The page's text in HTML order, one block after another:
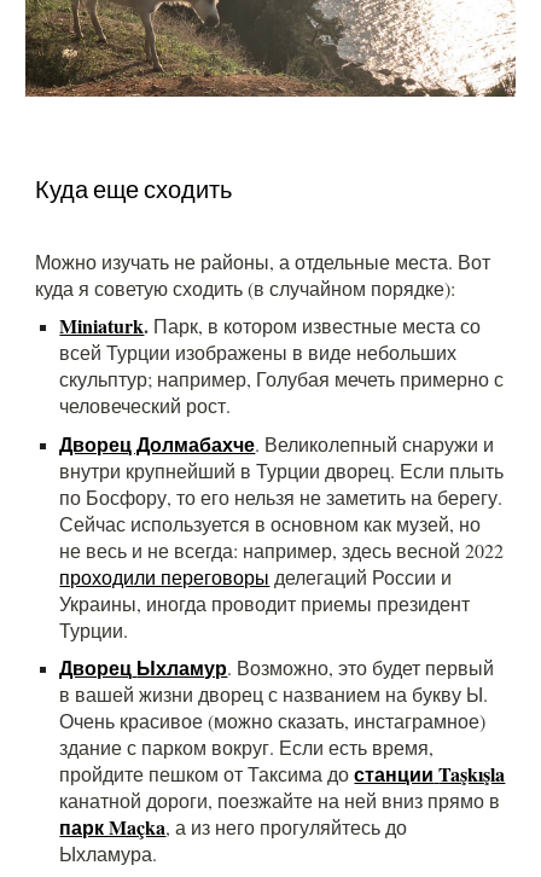
Куда еще сходить
Можно изучать не районы, а отдельные места. Вот
куда я советую сходить (в случайном порядке):
Miniaturk. Парк, в котором известные места со
всей Турции изображены в виде небольших
скульптур; например, Голубая мечеть примерно с
человеческий рост.
Дворец Долмабахче. Великолепный снаружи и
внутри крупнейший в Турции дворец. Если плыть
по Босфору, то его нельзя не заметить на берегу.
Сейчас используется в основном как музей, но
не весь и не всегда: например, здесь весной 2022
проходили переговоры делегаций России и
Украины, иногда проводит приемы президент
Турции.
Дворец Ыхламур. Возможно, это будет первый
в вашей жизни дворец с названием на букву Ы.
Очень красивое (можно сказать, инстаграмное)
здание с парком вокруг. Если есть время,
пройдите пешком от Таксима до станции Taşkışla
канатной дороги, поезжайте на ней вниз прямо в
парк Maçka, а из него прогуляйтесь до
Ыхламура.